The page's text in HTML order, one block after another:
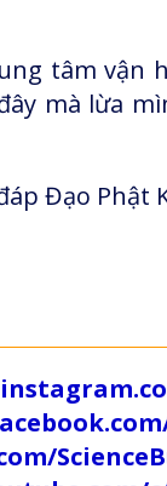
tâm vận
mà lừa
Đạo Phật